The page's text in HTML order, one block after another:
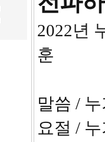
훈
주의
말씀 /
요절 /